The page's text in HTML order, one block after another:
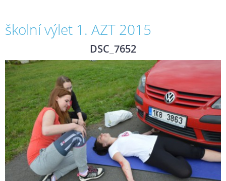
školní výlet 1. AZT 2015
DSC_7652